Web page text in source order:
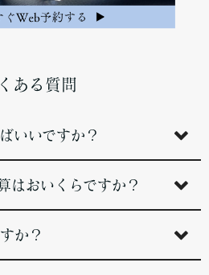
ある質問
いいですか？
はおいくらですか？
か？